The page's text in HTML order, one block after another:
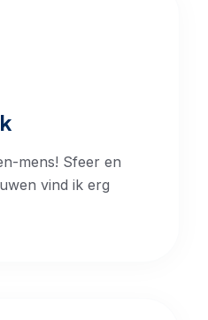
mens! Sfeer en
vind ik erg